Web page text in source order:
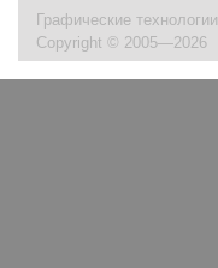
Графические технологии
Copyright © 2005—2026